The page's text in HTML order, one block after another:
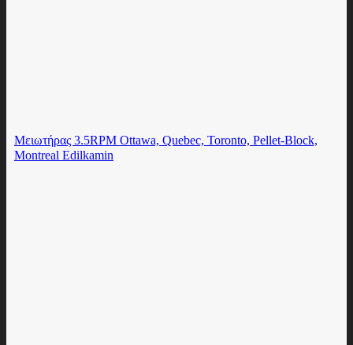
Μειωτήρας 3.5RPM Ottawa, Quebec, Toronto, Pellet-Block,
Montreal Edilkamin